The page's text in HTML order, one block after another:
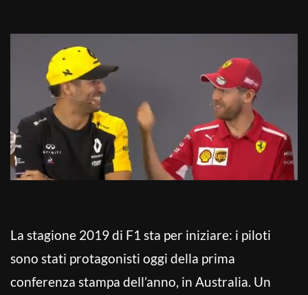
La stagione 2019 di F1 sta per iniziare: i piloti
sono stati protagonisti oggi della prima
conferenza stampa dell’anno, in Australia. Un